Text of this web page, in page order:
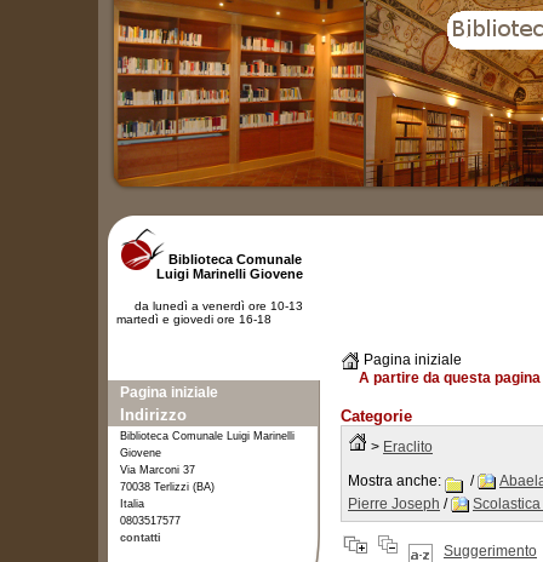
Pagina iniziale
A partire da questa
Categorie
> Eraclito
Mostra anche: /
Pierre Joseph /
Suggerimento
Biblioteca Comunale
Luigi Marinelli Giovene
da lunedì a venerdì ore 10-13
martedì e giovedi ore 16-18
Pagina iniziale
Indirizzo
Biblioteca Comunale Luigi Marinelli
Giovene
Via Marconi 37
70038 Terlizzi (BA)
Italia
0803517577
contatti